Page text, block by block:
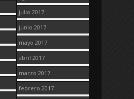
julio 2017
junio 2017
mayo 2017
abril 2017
marzo 2017
febrero 2017